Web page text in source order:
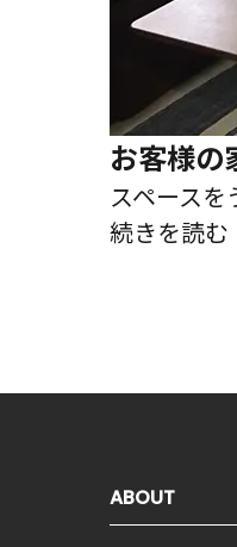
お客様の
スペース
続きを読む
ABOUT